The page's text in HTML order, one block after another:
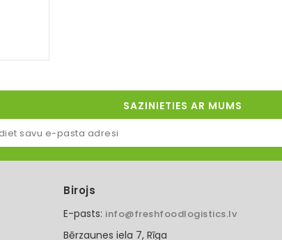
SAZINIETIES AR MUMS
Birojs
E-pasts: info@freshfoodlogistics.lv
Bērzaunes iela 7, Rīga